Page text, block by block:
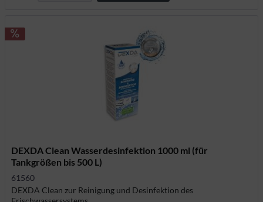
DEXDA Clean Wasserdesinfektion 1000 ml (für
Tankgrößen bis 500 L)
61560
DEXDA Clean zur Reinigung und Desinfektion des